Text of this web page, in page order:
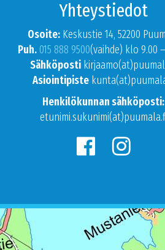
Yhteystiedot
Osoite: Keskustie 14, 52200
Puh. 015 888 9500(vaihde) klo 9.00
Sähköposti
Asiointipiste
Henkilökunnan sähköposti: